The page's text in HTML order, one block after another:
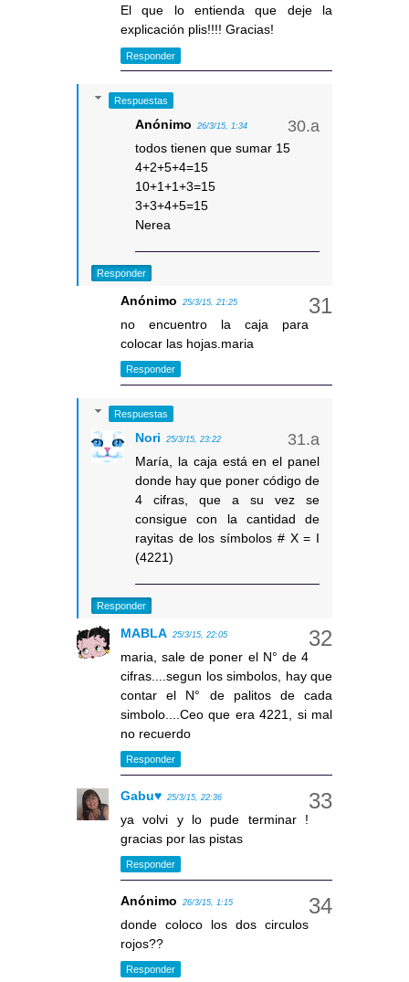
El que lo entienda que deje la
explicación plis!!!! Gracias!
Responder
Respuestas
Anónimo 26/3/15, 1:34
todos tienen que sumar 15
4+2+5+4=15
10+1+1+3=15
3+3+4+5=15
Nerea
Responder
Anónimo 25/3/15, 21:25
no encuentro la caja para
colocar las hojas.maria
Responder
Respuestas
Nori 25/3/15, 23:22
María, la caja está en el panel
donde hay que poner código de
4 cifras, que a su vez se
consigue con la cantidad de
rayitas de los símbolos # X = I
(4221)
Responder
MABLA 25/3/15, 22:05
maria, sale de poner el N° de 4
cifras....segun los simbolos, hay que
contar el N° de palitos de cada
simbolo....Ceo que era 4221, si mal
no recuerdo
Responder
Gabu♥ 25/3/15, 22:36
ya volvi y lo pude terminar !
gracias por las pistas
Responder
Anónimo 26/3/15, 1:15
donde coloco los dos circulos
rojos??
Responder